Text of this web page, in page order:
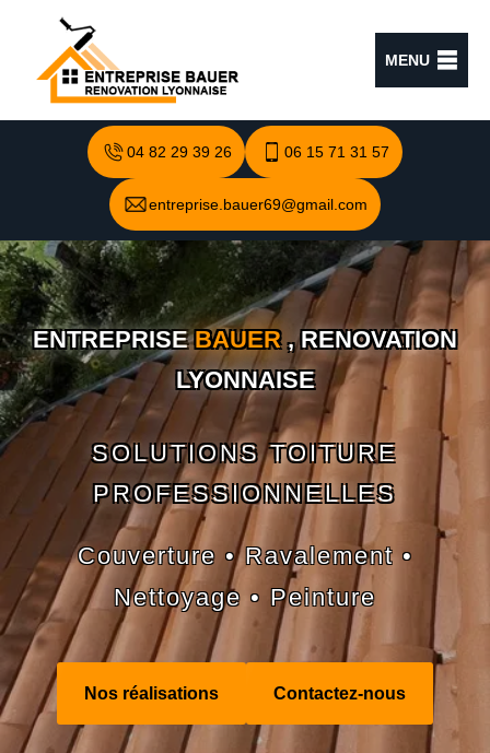
MENU
04 82 29 39 26 06 15 71 31 57
entreprise.bauer69@gmail.com
ENTREPRISEBAUER, RENOVATION
LYONNAISE
SOLUTIONS TOITURE
PROFESSIONNELLES
Couverture • Ravalement •
Nettoyage • Peinture
Nos réalisations Contactez-nous